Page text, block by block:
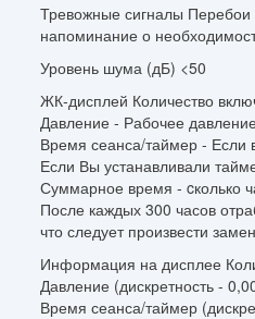
Тревожные сигналы Перебои
напоминание о
Уровень шума (дБ) <50
ЖК-дисплей Количество
Давление - Рабочее
Время сеанса/таймер - Если
Если Вы устанавливали
Суммарное время - cколько
После каждых 300 часов
что следует произвести
Информация на дисплее
Давление (дискретность -
Время сеанса/таймер